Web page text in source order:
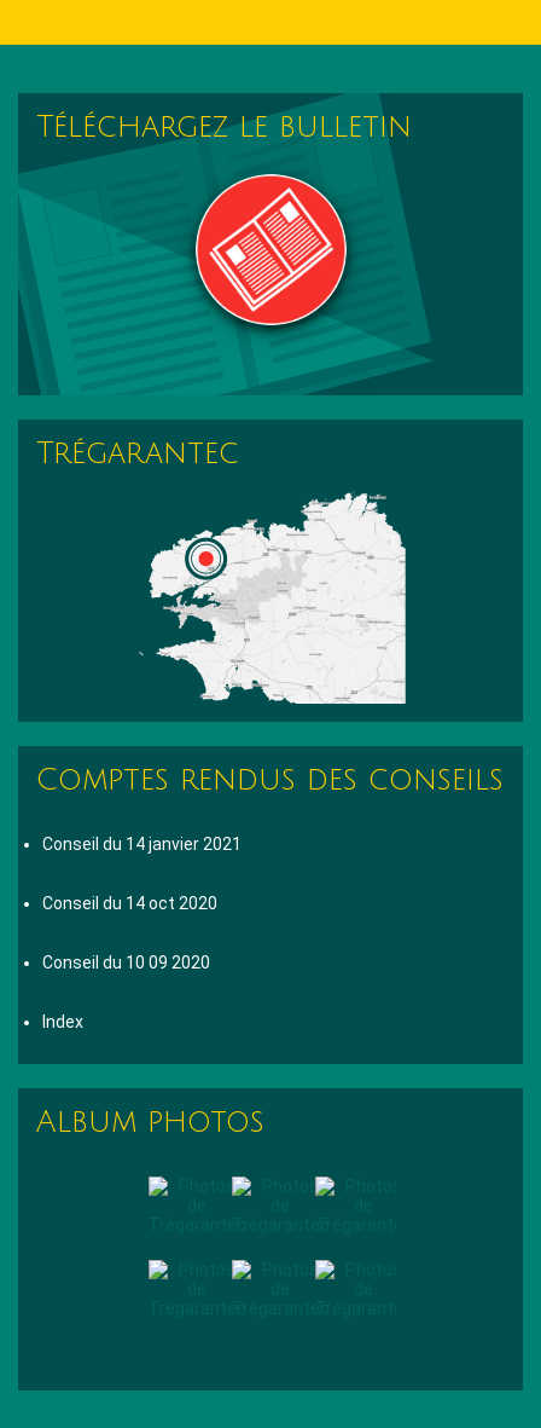
Téléchargez le bulletin
Trégarantec
Comptes rendus des conseils
Conseil du 14 janvier 2021
Conseil du 14 oct 2020
Conseil du 10 09 2020
Index
Album photos